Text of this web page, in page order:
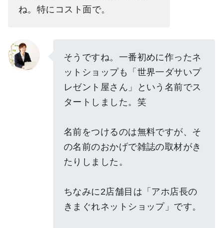
ね。特にコスト面で。
そうですね。一番初めに作ったネ
ットショップも「世界一ダサいプ
レゼント屋さん」という名前でス
タートしました。笑
名前をつけるのは無料ですが、そ
の名前のおかげで雑誌の取材がき
たりしました。
ちなみに2店舗目は「アホ店長の
きまぐれネットショップ」です。